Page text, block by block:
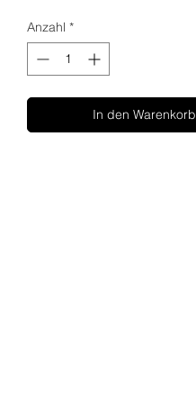
Anzahl *
In den Warenkorb